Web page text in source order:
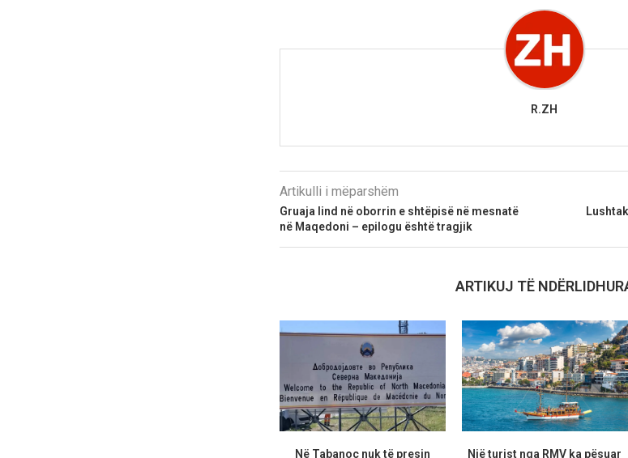
R.ZH
Artikulli i mëparshëm
Gruaja lind në oborrin e shtëpisë në mesnatë
në Maqedoni – epilogu është tragjik
ARTIKUJ TË
Në Tabanoc nuk të presin
Një turist nga RMV ka pësuar